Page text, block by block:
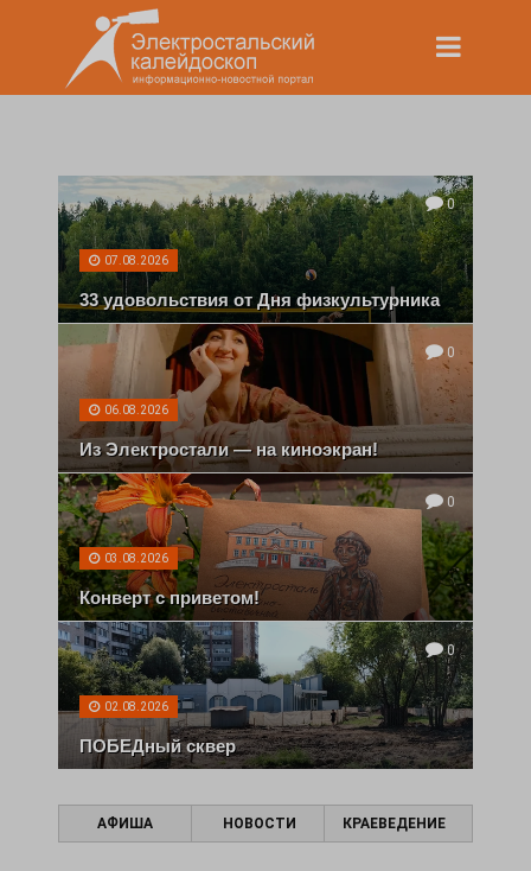
0
07.08.2026
33 удовольствия от Дня физкультурника
0
06.08.2026
Из Электростали — на киноэкран!
0
03.08.2026
Конверт с приветом!
0
02.08.2026
ПОБЕДный сквер
АФИША НОВОСТИ КРАЕВЕДЕНИЕ